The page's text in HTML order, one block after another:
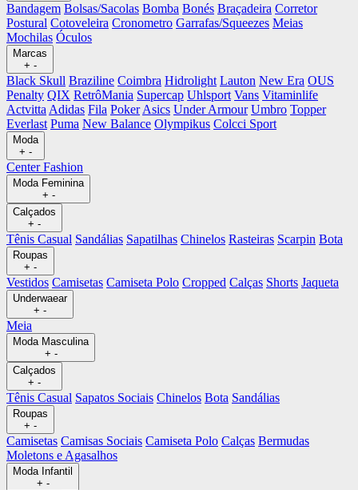
Bandagem Bolsas/Sacolas Bomba Bonés Braçadeira Corretor
Postural Cotoveleira Cronometro Garrafas/Squeezes Meias
Mochilas Óculos
Marcas
+ -
Black Skull Braziline Coimbra Hidrolight Lauton New Era OUS
Penalty QIX RetrôMania Supercap Uhlsport Vans Vitaminlife
Actvitta Adidas Fila Poker Asics Under Armour Umbro Topper
Everlast Puma New Balance Olympikus Colcci Sport
Moda
+ -
Center Fashion
Moda Feminina
+ -
Calçados
+ -
Tênis Casual Sandálias Sapatilhas Chinelos Rasteiras Scarpin Bota
Roupas
+ -
Vestidos Camisetas Camiseta Polo Cropped Calças Shorts Jaqueta
Underwaear
+ -
Meia
Moda Masculina
+ -
Calçados
+ -
Tênis Casual Sapatos Sociais Chinelos Bota Sandálias
Roupas
+ -
Camisetas Camisas Sociais Camiseta Polo Calças Bermudas
Moletons e Agasalhos
Moda Infantil
+ -